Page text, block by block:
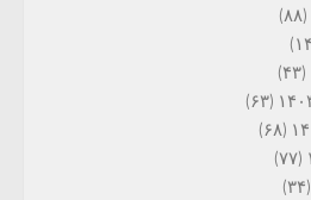
(۸۸)
(۴۳)
(۶۳)
(۶۸)
(۷۷)
(۳۴)